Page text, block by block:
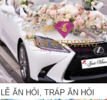
LỄ ĂN HỎI, TRÁP ĂN HỎI